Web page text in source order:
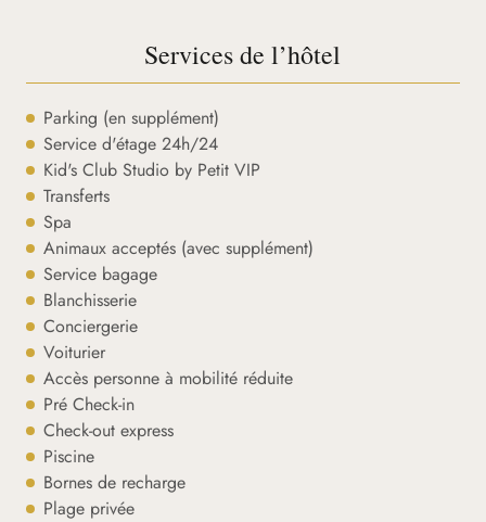
Services de l’hôtel
Parking (en supplément)
Service d'étage 24h/24
Kid's Club Studio by Petit VIP
Transferts
Spa
Animaux acceptés (avec supplément)
Service bagage
Blanchisserie
Conciergerie
Voiturier
Accès personne à mobilité réduite
Pré Check-in
Check-out express
Piscine
Bornes de recharge
Plage privée